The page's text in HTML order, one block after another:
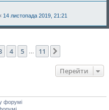
14 листопада 2019, 21:21
11
4 5 11
Перейти
форумі